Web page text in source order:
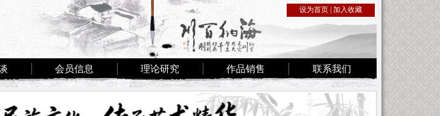
设为首页 加入收藏
会员信息 理论研究 作品销售 联系我们